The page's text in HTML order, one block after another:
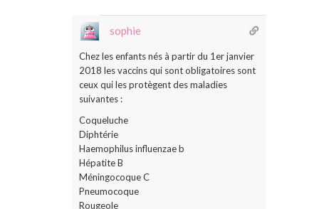
sophie
Chez les enfants nés à partir du 1er janvier
2018 les vaccins qui sont obligatoires sont
ceux qui les protègent des maladies
suivantes :
Coqueluche
Diphtérie
Haemophilus influenzae b
Hépatite B
Méningocoque C
Pneumocoque
Rougeole